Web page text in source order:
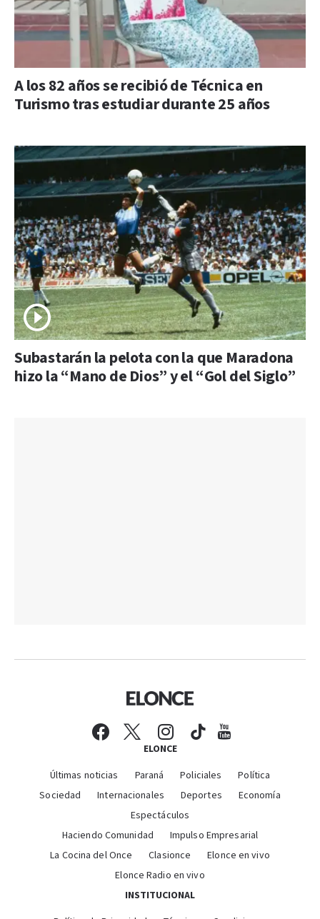
A los 82 años se recibió de Técnica en
Turismo tras estudiar durante 25 años
Subastarán la pelota con la que Maradona
hizo la “Mano de Dios” y el “Gol del Siglo”
ELONCE
Últimas noticias Paraná Policiales
Política
Sociedad
Internacionales Deportes
Economía
Espectáculos
Haciendo Comunidad
Impulso Empresarial
La Cocina del Once
Clasionce
Elonce en vivo
Elonce Radio en vivo
INSTITUCIONAL